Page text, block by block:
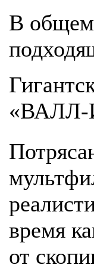
В
«ВАЛЛ-
время
от